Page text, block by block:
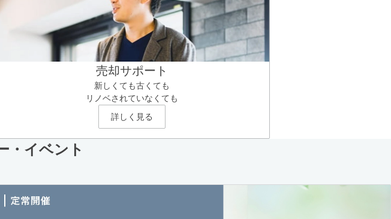
売却サポート
新しくても古くても
リノベされていなくても
詳しく見る
・イベント